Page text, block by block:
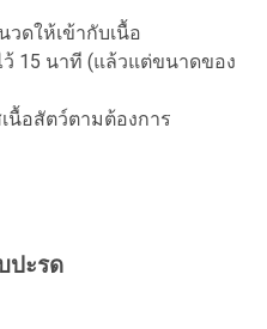
วดให้เข้ากับเนื้อ
ว้ 15 นาที (แล้วแต่ขนาดของ
นื้อสัตว์ตามต้องการ
ปะรด